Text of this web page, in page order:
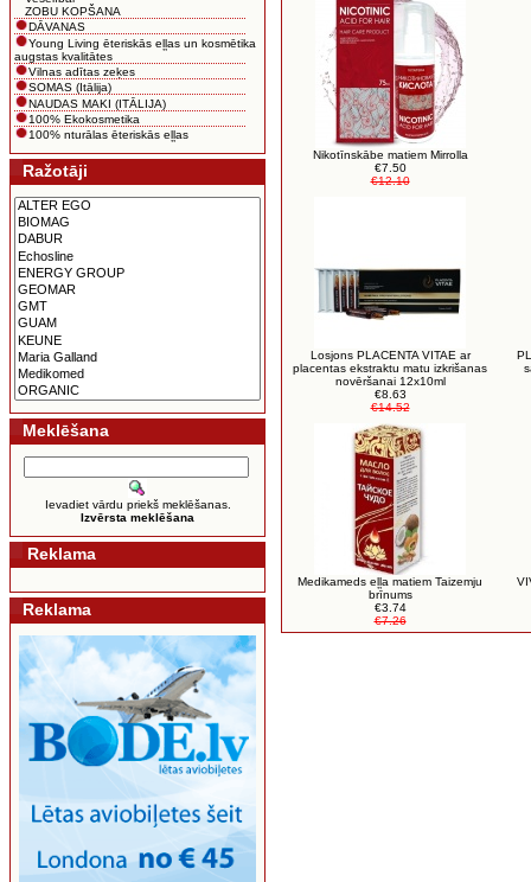
ZOBU KOPŠANA
DĀVANAS
Young Living ēteriskās eļļas un kosmētika
augstas kvalitātes
Vilnas adītas zeķes
SOMAS (Itālija)
NAUDAS MAKI (ITĀLIJA)
100% Ekokosmetika
100% nturālas ēteriskās eļļas
Ražotāji
Meklēšana
Ievadiet vārdu priekš meklēšanas.
Izvērsta meklēšana
Reklama
Reklama
Nikotīnskābe matiem Mirrolla
€7.50
€12.10
Losjons PLACENTA VITAE ar
placentas ekstraktu matu izkrišanas
novēršanai 12x10ml
€8.63
€14.52
Medikameds eļļa matiem Taizemju
brīnums
€3.74
€7.26